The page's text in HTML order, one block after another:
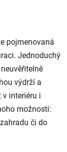
pojmenovaná
Jednoduchý
výdrží a
interiéru i
možností:
či do